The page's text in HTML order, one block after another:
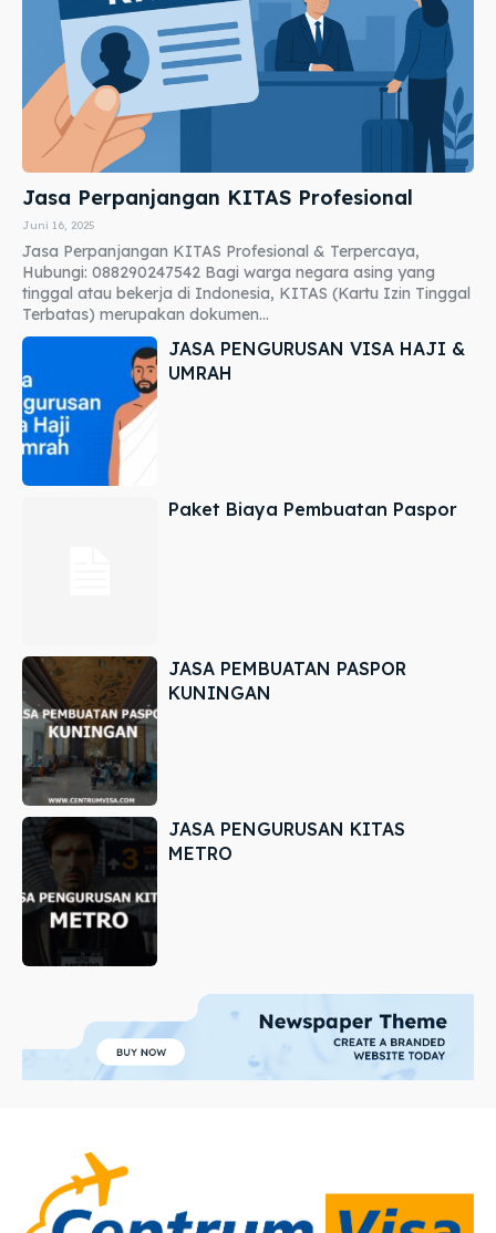
Jasa Perpanjangan KITAS Profesional
Juni 16, 2025
Jasa Perpanjangan KITAS Profesional & Terpercaya,
Hubungi: 088290247542 Bagi warga negara asing yang
tinggal atau bekerja di Indonesia, KITAS (Kartu Izin Tinggal
Terbatas) merupakan dokumen...
JASA PENGURUSAN VISA HAJI &
UMRAH
Paket Biaya Pembuatan Paspor
JASA PEMBUATAN PASPOR
KUNINGAN
JASA PENGURUSAN KITAS
METRO